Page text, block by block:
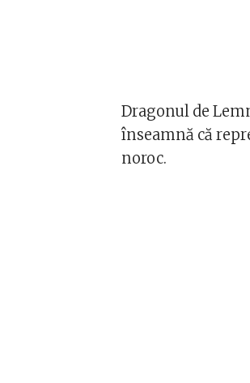
Dragonul de
înseamnă că
noroc.